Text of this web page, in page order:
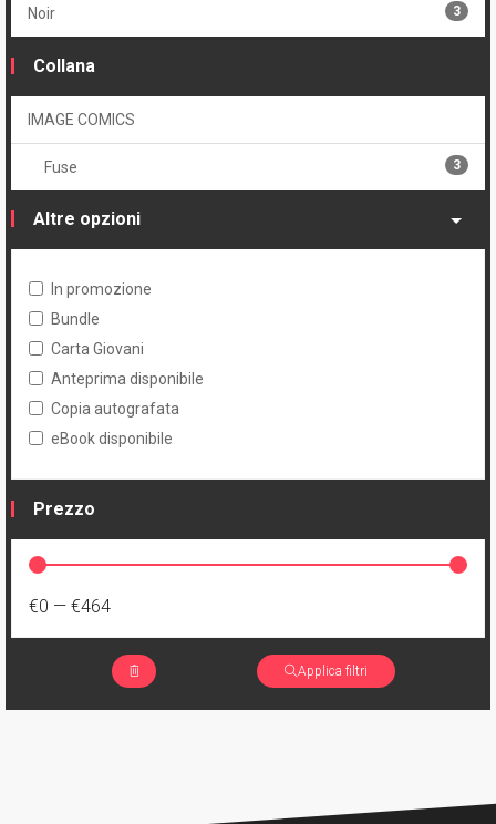
Noir 3
Collana
IMAGE COMICS
Fuse 3
Altre opzioni
In promozione
Bundle
Carta Giovani
Anteprima disponibile
Copia autografata
eBook disponibile
Prezzo
€0 — €464
Applica filtri